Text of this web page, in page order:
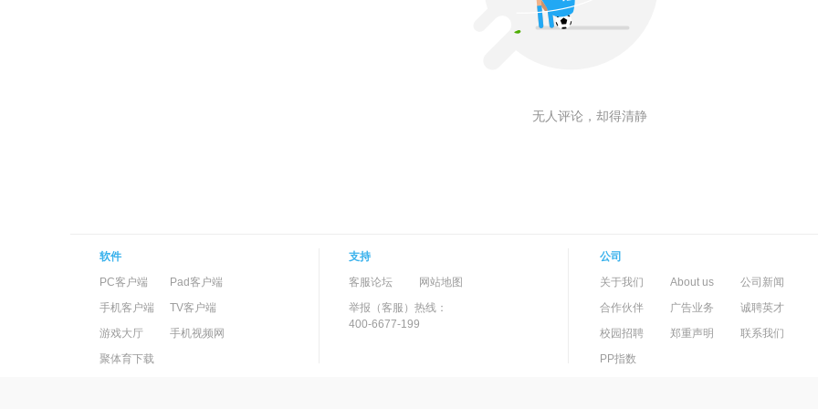
无人评论，却得清静
软件
PC客户端
Pad客户端
手机客户端
TV客户端
游戏大厅
手机视频网
聚体育下载
支持
客服论坛
网站地图
举报（客服）热线：
400-6677-199
公司
关于我们
About us
公司新闻
合作伙伴
广告业务
诚聘英才
校园招聘
郑重声明 联系我们
PP指数